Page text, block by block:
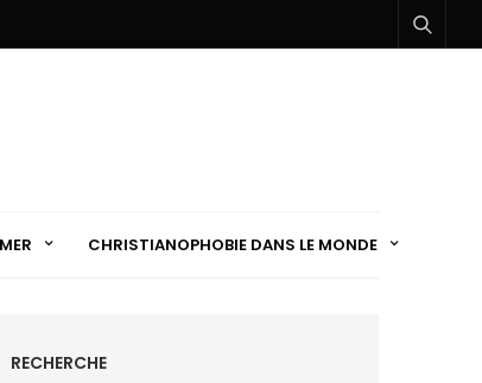
CHRISTIANOPHOBIE DANS LE MONDE
RECHERCHE